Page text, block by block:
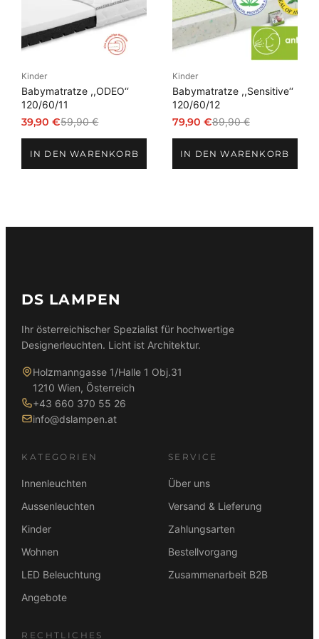
Kinder
Babymatratze ,,ODEO‘‘
120/60/11
59,90€
Ursprünglicher
war:
39,90€
Aktueller
ist:IN DEN WARENKORB
Kinder
Babymatratze ,,Sensitive‘‘
120/60/12
89,90€
Ursprünglicher
war:
79,90 €
Aktueller
ist:IN DEN WARENKORB
DS LAMPEN
Ihr österreichischer Spezialist für hochwertige
Designerleuchten. Licht ist Architektur.
Holzmanngasse 1/Halle 1 Obj.31
1210 Wien, Österreich
+43 660 370 55 26
info@dslampen.at
KATEGORIEN
Innenleuchten
Aussenleuchten
Kinder
Wohnen
LED Beleuchtung
Angebote
SERVICE
Über uns
Versand & Lieferung
Zahlungsarten
Bestellvorgang
Zusammenarbeit B2B
RECHTLICHES